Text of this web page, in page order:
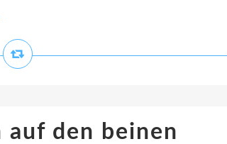
auf den beinen